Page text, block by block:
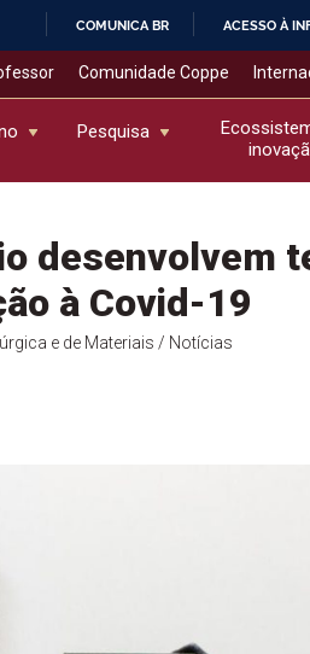
COMUNICA BR ACESSO À
Comunidade Coppe
Pesquisa
desenvolvem
à Covid-19
e de Materiais / Notícias